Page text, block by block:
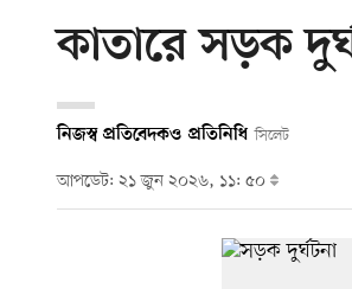
কাতারে সড়ক
নিজস্ব প্রতিবেদকও প্রতিনিধি সিলেট
আপডেট: ২১ জুন ২০২৬, ১১: ৫০